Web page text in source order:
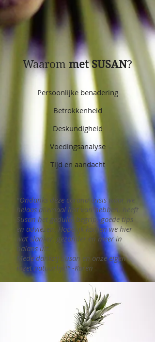
Waarom met SUSAN?
Persoonlijke benadering
Betrokkenheid
Deskundigheid
Voedingsanalyse
Tijd en aandacht
"Ondanks deze corona crisis waar we
helaas allemaal last van hebben, heeft
Susan het geduld, begrip, goede tips
en adviezen. Hopelijk komen we hier
wat slanker, gezonder en meer in
balans uit.
Mede dankzij Susan en onze eigen
inzet natuurlijk!" -Karen